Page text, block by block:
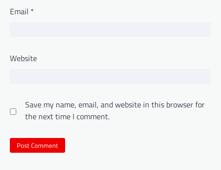
Email *
Website
Save my name, email, and website in this browser for
the next time I comment.